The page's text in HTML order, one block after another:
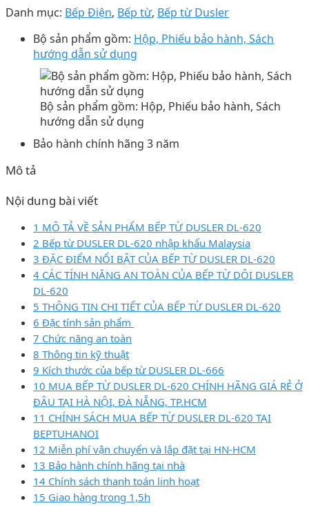
Danh mục: Bếp Điện, Bếp từ, Bếp từ Dusler
Bộ sản phẩm gồm: Hộp, Phiếu bảo hành, Sách
hướng dẫn sử dụng
Bộ sản phẩm gồm: Hộp, Phiếu bảo hành, Sách
hướng dẫn sử dụng
Bảo hành chính hãng 3 năm
Mô tả
Nội dung bài viết
1 MÔ TẢ VỀ SẢN PHẨM BẾP TỪ DUSLER DL-620
2 Bếp từ DUSLER DL-620 nhập khẩu Malaysia
3 ĐẶC ĐIỂM NỔI BẬT CỦA BẾP TỪ DUSLER DL-620
4 CÁC TÍNH NĂNG AN TOÀN CỦA BẾP TỪ DÔI DUSLER
DL-620
5 THÔNG TIN CHI TIẾT CỦA BẾP TỪ DUSLER DL-620
6 Đặc tính sản phẩm
7 Chức năng an toàn
8 Thông tin kỹ thuật
9 Kích thước của bếp từ DUSLER DL-666
10 MUA BẾP TỪ DUSLER DL-620 CHÍNH HÃNG GIÁ RẺ Ở
ĐÂU TẠI HÀ NỘI, ĐÀ NẴNG, TP.HCM
11 CHÍNH SÁCH MUA BẾP TỪ DUSLER DL-620 TẠI
BEPTUHANOI
12 Miễn phí vận chuyển và lắp đặt tại HN-HCM
13 Bảo hành chính hãng tại nhà
14 Chính sách thanh toán linh hoạt
15 Giao hàng trong 1,5h